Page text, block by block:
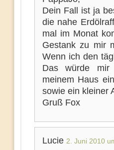
Dein Fall ist ja
die nahe
mal im Monat
Gestank zu mir
Wenn ich den
Das würde
meinem Haus
sowie ein kleiner
Gruß Fox
Lucie 2. Juni 2010